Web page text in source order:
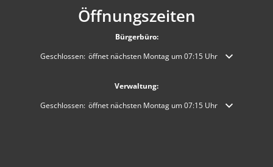
Öffnungszeiten
Bürgerbüro:
Klicken, um weitere Öffnungs- oder Schließzeiten auszublenden
Geschlossen: öffnet nächsten Montag um 07:15 Uhr
Verwaltung:
Klicken, um weitere Öffnungs- oder Schließzeiten auszublenden
Geschlossen: öffnet nächsten Montag um 07:15 Uhr